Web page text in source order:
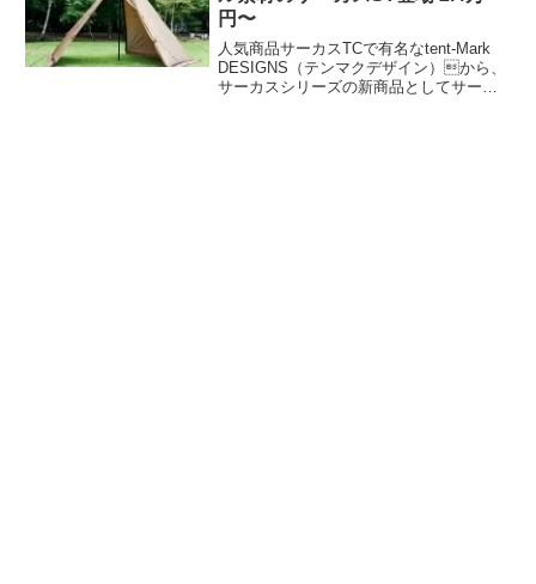
円〜
人気商品サーカスTCで有名なtent-Mark
DESIGNS（テンマクデザイン）から、
サーカスシリーズの新商品としてサーカ